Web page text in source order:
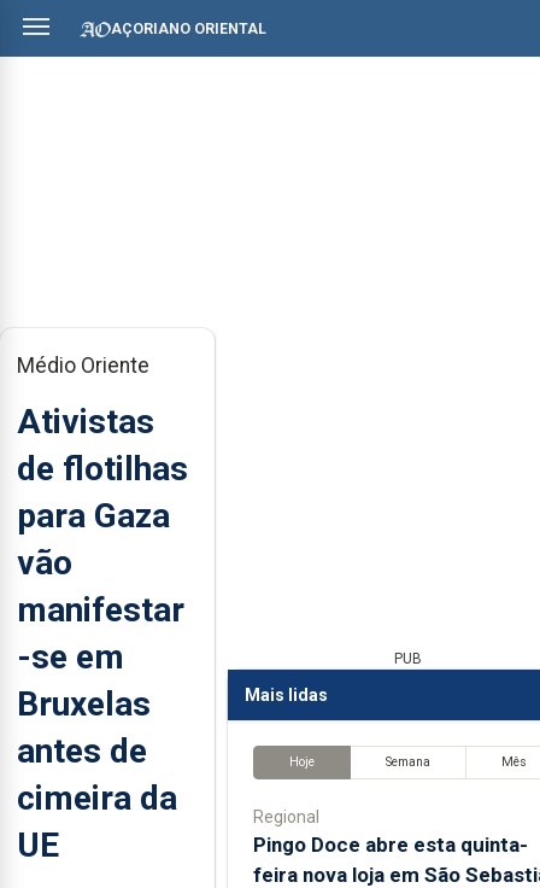
AÇORIANO ORIENTAL
Médio Oriente
Ativistas
de flotilhas
para Gaza
vão
manifestar
-se em
Bruxelas
antes de
cimeira da
UE
PUB
Mais lidas
Hoje Semana Mês
Regional
Pingo Doce abre esta quinta-
feira nova loja em São